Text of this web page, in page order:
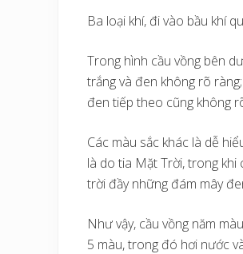
Ba loại khí, đi vào bầu khí
Trong hình cầu vồng bên
trắng và đen không rõ
đen tiếp theo cũng không
Các màu sắc khác là dễ
là do tia Mặt Trời, trong
trời đầy những đám mây
Như vậy, cầu vồng năm
5 màu, trong đó hơi nước